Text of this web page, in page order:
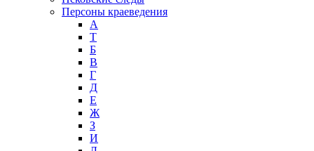
Персоны краеведения
А
T
Б
В
Г
Д
Е
Ж
З
И